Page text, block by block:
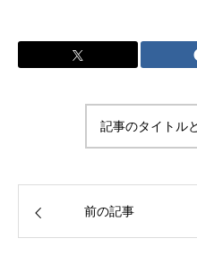
記事のタイトル
前の記事